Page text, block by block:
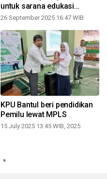
untuk sarana edukasi
demokrasi
26 September 2025 16:47 WIB
KPU Bantul beri pendidikan
Pemilu lewat MPLS
15 July 2025 13:45 WIB, 2025